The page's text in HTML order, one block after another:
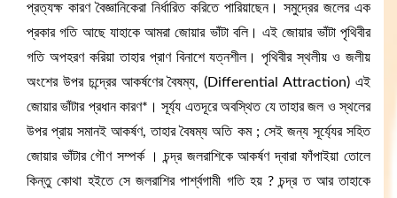
প্রত্যক্ষ কারণ বৈজ্ঞানিকেরা নির্ধারিত করিতে পারিয়াছেন। সমুদ্রের জলের এক
প্রকার গতি আছে যাহাকে আমরা জোয়ার ভাঁটা বলি। এই জোয়ার ভাঁটা পৃথিবীর
গতি অপহরণ করিয়া তাহার প্রাণ বিনাশে যত্নশীল। পৃথিবীর স্থলীয় ও জলীয়
অংশের উপর চন্দ্রের আকর্ষণের বৈষম্য,(Differential Attraction) এই
জোয়ার ভাঁটার প্রধান কারণ*। সূর্য্য এতদূরে অবস্থিত যে তাহার জল ও স্থলের
উপর প্রায় সমানই আকর্ষণ, তাহার বৈষম্য অতি কম ; সেই জন্য সূর্য্যের সহিত
জোয়ার ভাঁটার গৌণ সম্পর্ক । চন্দ্র জলরাশিকে আকর্ষণ দ্বারা ফাঁপাইয়া তোলে
কিন্তু কোথা হইতে সে জলরাশির পার্শ্বগামী গতি হয় ? চন্দ্র ত আর তাহাকে